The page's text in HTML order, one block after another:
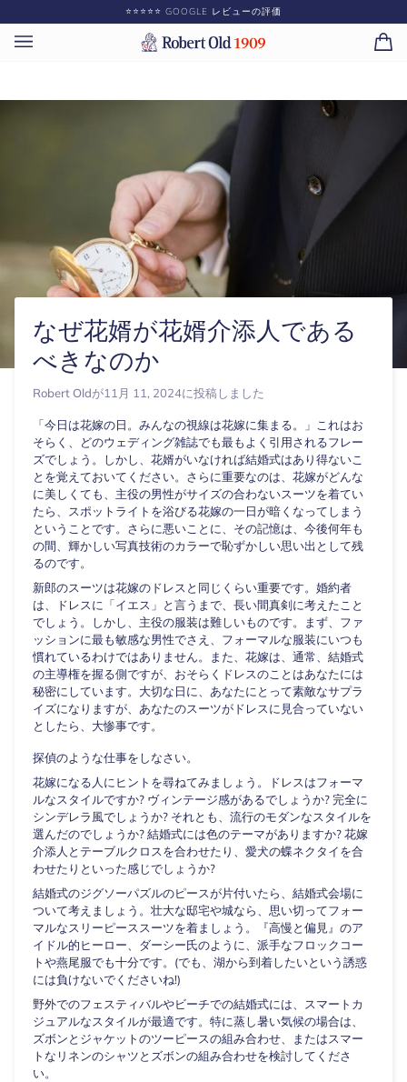
ン
⭐️⭐️⭐️⭐️⭐️ GOOGLE レビューの評価
カ(0)
なぜ花婿が花婿介添人である
べきなのか
Robert Oldが11月 11, 2024に投稿しました
「今日は花嫁の日。みんなの視線は花嫁に集まる。」これはお
そらく、どのウェディング雑誌でも最もよく引用されるフレー
ズでしょう。しかし、花婿がいなければ結婚式はあり得ないこ
とを覚えておいてください。さらに重要なのは、花嫁がどんな
に美しくても、主役の男性がサイズの合わないスーツを着てい
たら、スポットライトを浴びる花嫁の一日が暗くなってしまう
ということです。さらに悪いことに、その記憶は、今後何年も
の間、輝かしい写真技術のカラーで恥ずかしい思い出として残
るのです。
新郎のスーツは花嫁のドレスと同じくらい重要です。婚約者
は、ドレスに「イエス」と言うまで、長い間真剣に考えたこと
でしょう。しかし、主役の服装は難しいものです。まず、ファ
ッションに最も敏感な男性でさえ、フォーマルな服装にいつも
慣れているわけではありません。また、花嫁は、通常、結婚式
の主導権を握る側ですが、おそらくドレスのことはあなたには
秘密にしています。大切な日に、あなたにとって素敵なサプラ
イズになりますが、あなたのスーツがドレスに見合っていない
としたら、大惨事です。
探偵のような仕事をしなさい。
花嫁になる人にヒントを尋ねてみましょう。ドレスはフォーマ
ルなスタイルですか? ヴィンテージ感があるでしょうか? 完全に
シンデレラ風でしょうか? それとも、流行のモダンなスタイルを
選んだのでしょうか? 結婚式には色のテーマがありますか? 花嫁
介添人とテーブルクロスを合わせたり、愛犬の蝶ネクタイを合
わせたりといった感じでしょうか?
結婚式のジグソーパズルのピースが片付いたら、結婚式会場に
ついて考えましょう。壮大な邸宅や城なら、思い切ってフォー
マルなスリーピーススーツを着ましょう。『高慢と偏見』のア
イドル的ヒーロー、ダーシー氏のように、派手なフロックコー
トや燕尾服でも十分です。(でも、湖から到着したいという誘惑
には負けないでくださいね!)
野外でのフェスティバルやビーチでの結婚式には、スマートカ
ジュアルなスタイルが最適です。特に蒸し暑い気候の場合は、
ズボンとジャケットのツーピースの組み合わせ、またはスマー
トなリネンのシャツとズボンの組み合わせを検討してくださ
い。